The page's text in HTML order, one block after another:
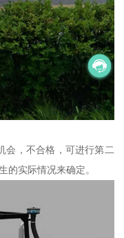
会，不合格，可进行第二
的实际情况来确定。